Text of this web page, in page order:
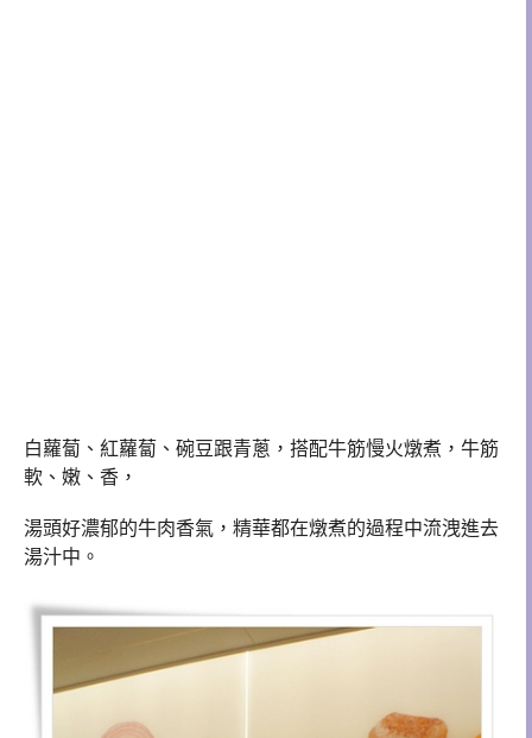
白蘿蔔、紅蘿蔔、碗豆跟青蔥，搭配牛筋慢火燉煮，牛筋
軟、嫩、香，
湯頭好濃郁的牛肉香氣，精華都在燉煮的過程中流洩進去
湯汁中。